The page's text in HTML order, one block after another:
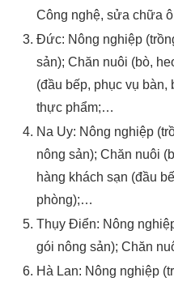
Công nghệ, sửa chữa
Đức: Nông nghiệp
sản); Chăn nuôi (bò,
(đầu bếp, phục vụ bàn,
thực phẩm;…
Na Uy: Nông nghiệp
nông sản); Chăn nuôi
hàng khách sạn (đầu
phòng);…
Thụy Điển: Nông
gói nông sản); Chăn
Hà Lan: Nông nghiệp